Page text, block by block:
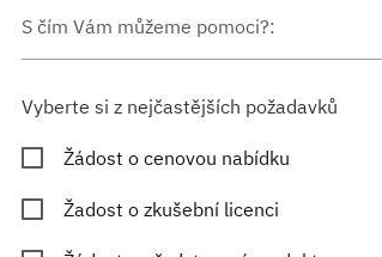
S čím Vám můžeme pomoci?:
Vyberte si z nejčastějších požadavků
Žádost o cenovou nabídku
Žadost o zkušební licenci